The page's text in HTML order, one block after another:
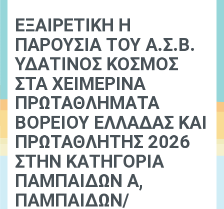
ΕΞΑΙΡΕΤΙΚΗ Η
ΠΑΡΟΥΣΙΑ ΤΟΥ Α.Σ.Β.
ΥΔΑΤΙΝΟΣ ΚΟΣΜΟΣ
ΣΤΑ ΧΕΙΜΕΡΙΝΑ
ΠΡΩΤΑΘΛΗΜΑΤΑ
ΒΟΡΕΙΟΥ ΕΛΛΑΔΑΣ ΚΑΙ
ΠΡΩΤΑΘΛΗΤΗΣ 2026
ΣΤΗΝ ΚΑΤΗΓΟΡΙΑ
ΠΑΜΠΑΙΔΩΝ Α,
ΠΑΜΠΑΙΔΩΝ/